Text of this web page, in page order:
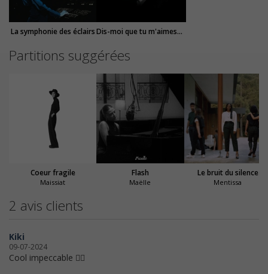
La symphonie des éclairs Dis-moi que tu m'aimes (modular version)
Partitions suggérées
Coeur fragile
Maissiat
Flash
Maëlle
Le bruit du silence
Mentissa
2 avis clients
Kiki
09-07-2024
Cool impeccable 👌🏻